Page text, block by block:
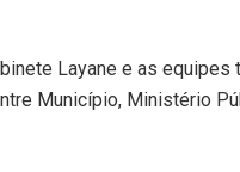
Layane e as equipes
Município, Ministério